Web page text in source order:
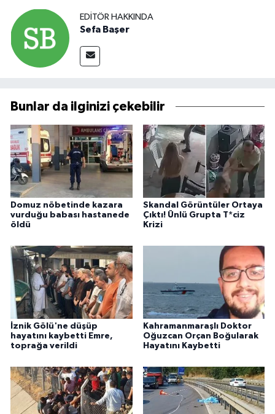
EDITÖR HAKKINDA
Sefa Başer
Bunlar da ilginizi çekebilir
Domuz nöbetinde kazara
vurduğu babası hastanede
öldü
Skandal Görüntüler Ortaya
Çıktı! Ünlü Grupta T*ciz
Krizi
İznik Gölü'ne düşüp
hayatını kaybetti Emre,
toprağa verildi
Kahramanmaraşlı Doktor
Oğuzcan Orçan Boğularak
Hayatını Kaybetti